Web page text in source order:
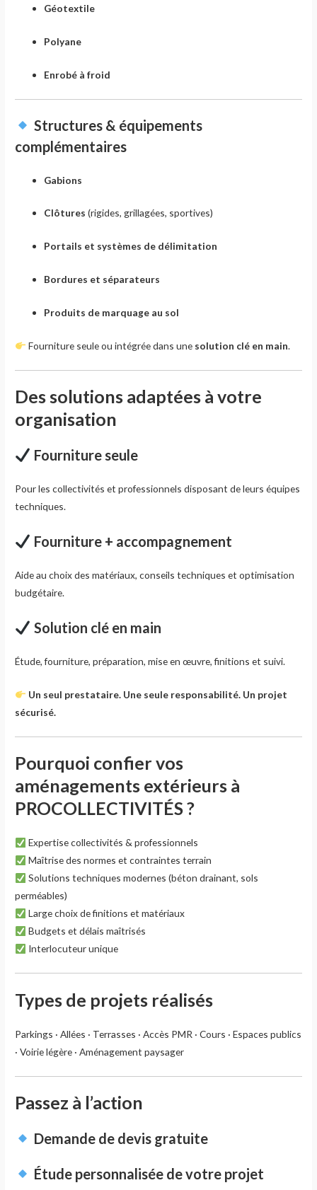
Géotextile
Polyane
Enrobé à froid
Structures & équipements
complémentaires
Gabions
Clôtures (rigides, grillagées, sportives)
Portails et systèmes de délimitation
Bordures et séparateurs
Produits de marquage au sol
Fourniture seule ou intégrée dans une solution clé en main.
Des solutions adaptées à votre
organisation
Fourniture seule
Pour les collectivités et professionnels disposant de leurs équipes
techniques.
Fourniture + accompagnement
Aide au choix des matériaux, conseils techniques et optimisation
budgétaire.
Solution clé en main
Étude, fourniture, préparation, mise en œuvre, finitions et suivi.
Un seul prestataire. Une seule responsabilité. Un projet
sécurisé.
Pourquoi confier vos
aménagements extérieurs à
PROCOLLECTIVITÉS ?
Expertise collectivités & professionnels
Maîtrise des normes et contraintes terrain
Solutions techniques modernes (béton drainant, sols
perméables)
Large choix de finitions et matériaux
Budgets et délais maîtrisés
Interlocuteur unique
Types de projets réalisés
Parkings · Allées · Terrasses · Accès PMR · Cours · Espaces publics
· Voirie légère · Aménagement paysager
Passez à l’action
Demande de devis gratuite
Étude personnalisée de votre projet